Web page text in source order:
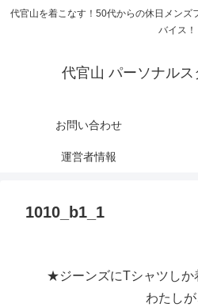
代官山を着こなす！50代からの休日メンズ
バイス！
代官山 パーソナル
お問い合わせ
運営者情報
1010_b1_1
★ジーンズにTシャツしか
わたしが